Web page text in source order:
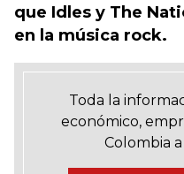
que Idles y The
en la música rock.
Toda la
económico,
Colombia